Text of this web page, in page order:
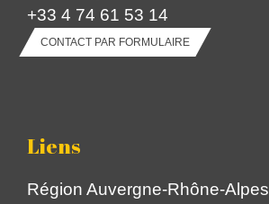
+33 4 74 61 53 14
CONTACT PAR FORMULAIRE
Liens
Région Auvergne-Rhône-Alpes